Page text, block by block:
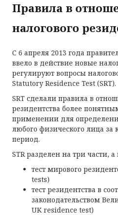
Правила в
налогового
С 6 апреля 2013 года
ввело в действие новые
регулируют вопросы
Statutory Residence Test (SRT).
SRT сделали правила в
резидентства более
применении для
любого физического лица
период.
STR разделен на три части,
тест мирового
tests)
тест резидентства в
законодательством
UK residence test)